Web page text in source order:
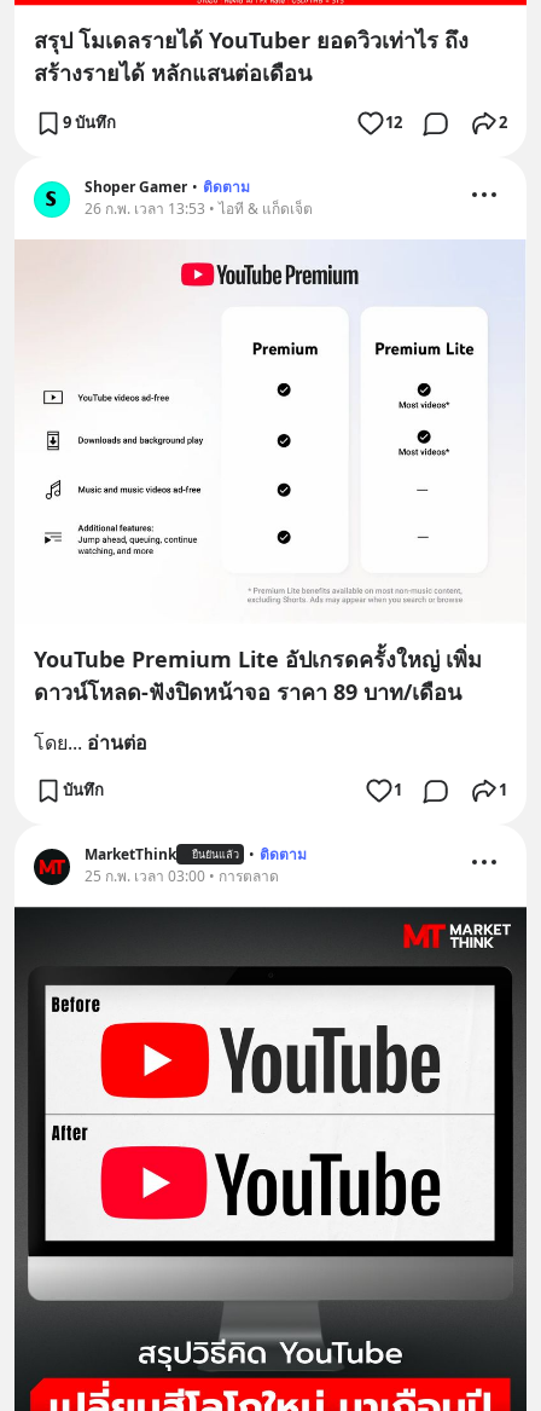
สรุป โมเดลรายได้ YouTuber ยอดวิวเท่าไร ถึง
สร้างรายได้ หลักแสนต่อเดือน
9 บันทึก 12 2
Shoper Gamer • ติดตาม
26 ก.พ. เวลา 13:53 • ไอที & แก็ดเจ็ต
YouTube Premium Lite อัปเกรดครั้งใหญ่ เพิ่ม
ดาวน์โหลด-ฟังปิดหน้าจอ ราคา 89 บาท/เดือน
โดย... อ่านต่อ
บันทึก 1 1
MarketThink ยืนยันแล้ว • ติดตาม
25 ก.พ. เวลา 03:00 • การตลาด